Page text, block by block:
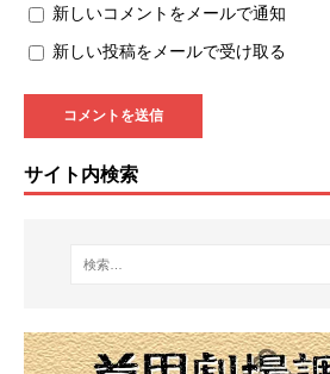
新しいコメントをメールで通知
新しい投稿をメールで受け取る
サイト内検索